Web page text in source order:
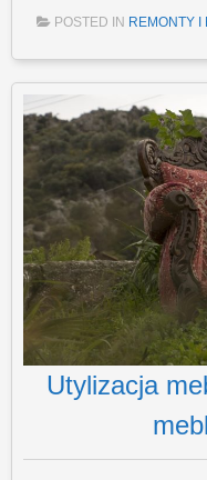
POSTED IN REMONTY I
Utylizacja